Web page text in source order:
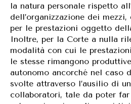
la natura personale rispetto
dell’organizzazione dei
per le prestazioni oggetto
Inoltre, per la Corte a nulla
modalità con cui le
le stesse rimangono
autonomo ancorché nel caso
svolte attraverso l’ausilio di
collaboratori, tale da poter far